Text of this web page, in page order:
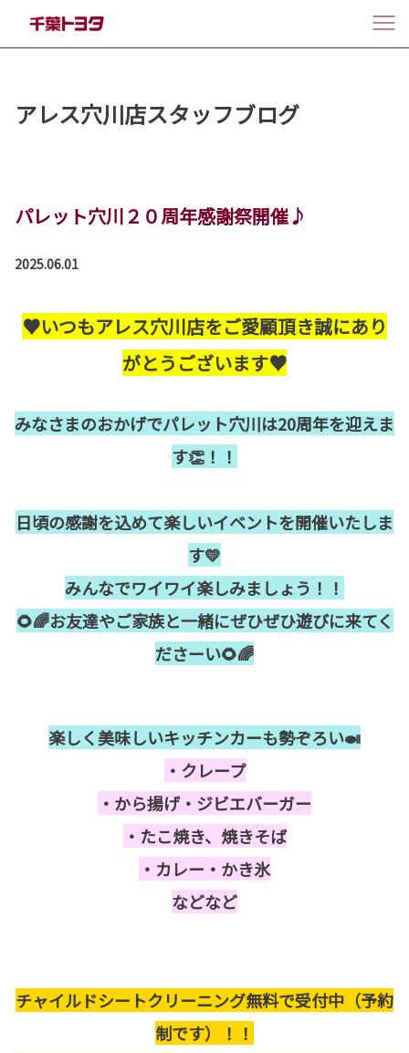
アレス穴川店スタッフブログ
パレット穴川２０周年感謝祭開催♪
2025.06.01
♥いつもアレス穴川店をご愛顧頂き誠にあり
がとうございます♥
みなさまのおかげでパレット穴川は20周年を迎えま
す👏！！
日頃の感謝を込めて楽しいイベントを開催いたしま
す💛
みんなでワイワイ楽しみましょう！！
🌻🌈お友達やご家族と一緒にぜひぜひ遊びに来てく
ださーい🌻🌈
楽しく美味しいキッチンカーも勢ぞろい🍛
・クレープ
・から揚げ・ジビエバーガー
・たこ焼き、焼きそば
・カレー・かき氷
などなど
チャイルドシートクリーニング無料で受付中（予約
制です）！！